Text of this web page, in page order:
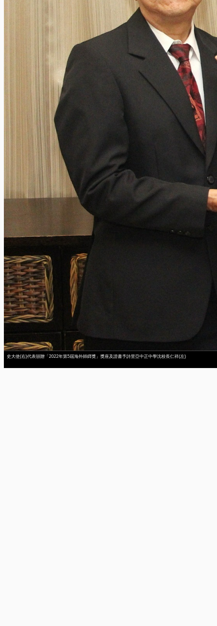
史大使(右)代表頒贈「2022年第5屆海外師鐸獎」獎座及證書予詩里亞中正中學沈校長仁祥(左)